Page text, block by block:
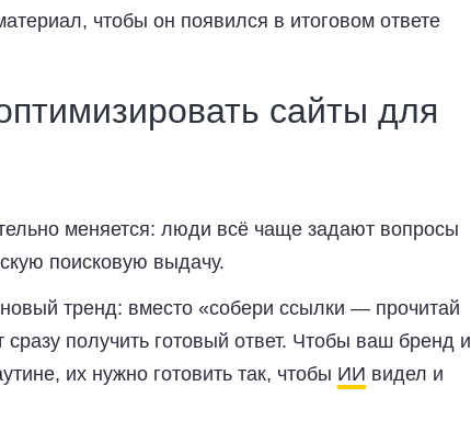
чтобы он появился в итоговом ответе
сайты для
меняется: люди всё чаще задают вопросы
поисковую выдачу.
тренд: вместо «собери ссылки — прочитай
получить готовый ответ. Чтобы ваш бренд и
их нужно готовить так, чтобы ИИ видел и